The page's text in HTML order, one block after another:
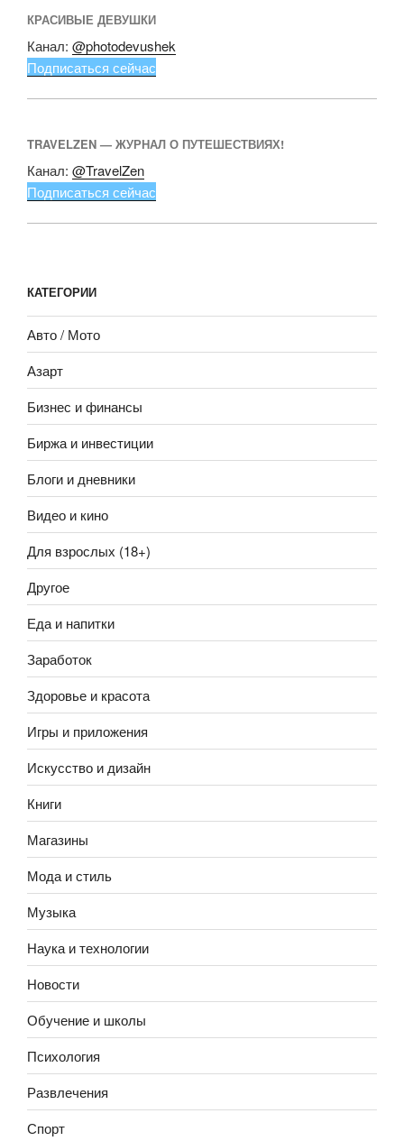
КРАСИВЫЕ ДЕВУШКИ
Канал: @photodevushek
Подписаться сейчас
TRAVELZEN — ЖУРНАЛ О ПУТЕШЕСТВИЯХ!
Канал: @TravelZen
Подписаться сейчас
КАТЕГОРИИ
Авто / Мото
Азарт
Бизнес и финансы
Биржа и инвестиции
Блоги и дневники
Видео и кино
Для взрослых (18+)
Другое
Еда и напитки
Заработок
Здоровье и красота
Игры и приложения
Искусство и дизайн
Книги
Магазины
Мода и стиль
Музыка
Наука и технологии
Новости
Обучение и школы
Психология
Развлечения
Спорт